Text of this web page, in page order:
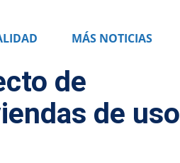
MÁS NOTICIAS
de
de uso